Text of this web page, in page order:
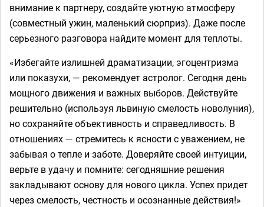
внимание к партнеру, создайте уютную атмосферу
(совместный ужин, маленький сюрприз). Даже после
серьезного разговора найдите момент для теплоты.
«Избегайте излишней драматизации, эгоцентризма
или показухи, — рекомендует астролог. Сегодня день
мощного движения и важных выборов. Действуйте
решительно (используя львиную смелость новолуния),
но сохраняйте объективность и справедливость. В
отношениях — стремитесь к ясности с уважением, не
забывая о тепле и заботе. Доверяйте своей интуиции,
верьте в удачу и помните: сегодняшние решения
закладывают основу для нового цикла. Успех придет
через смелость, честность и осознанные действия!»